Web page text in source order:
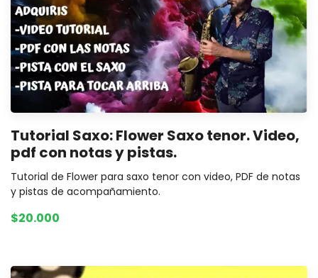
Tutorial Saxo: Flower Saxo tenor. Video,
pdf con notas y pistas.
Tutorial de Flower para saxo tenor con video, PDF de notas
y pistas de acompañamiento.
$20.000